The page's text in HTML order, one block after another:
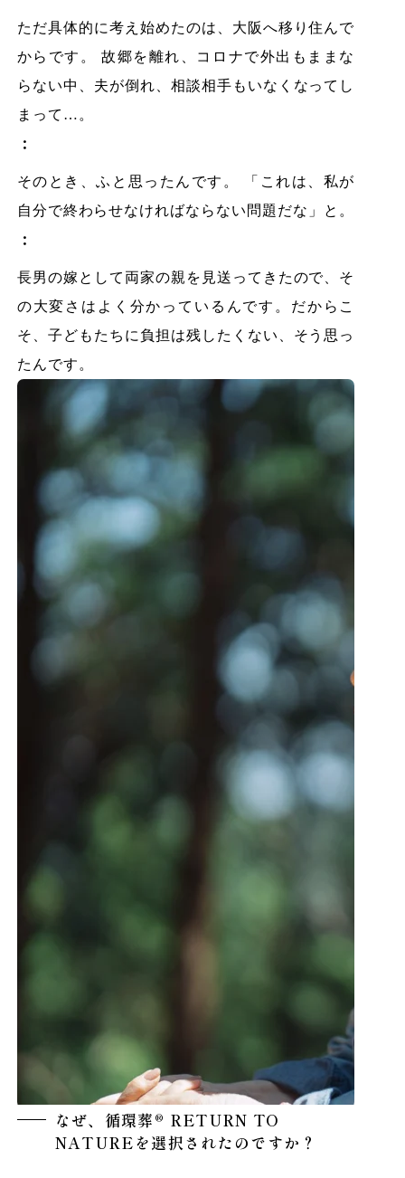
ただ具体的に考え始めたのは、大阪へ移り住んで
からです。 故郷を離れ、コロナで外出もままな
らない中、夫が倒れ、相談相手もいなくなってし
まって…。
：
そのとき、ふと思ったんです。 「これは、私が
自分で終わらせなければならない問題だな」と。
：
長男の嫁として両家の親を見送ってきたので、そ
の大変さはよく分かっているんです。だからこ
そ、子どもたちに負担は残したくない、そう思っ
たんです。
なぜ、循環葬® RETURN TO
NATUREを選択されたのですか？